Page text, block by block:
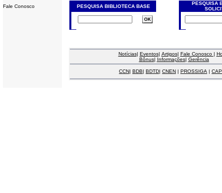
Fale Conosco
PESQUISA BIBLIOTECA BASE
PESQUISA
Notícias| Eventos| Artigos| Fale Conosco |
Bônus| Informações| Gerência
CCN| BDB| BDTD| CNEN | PROSSIGA |